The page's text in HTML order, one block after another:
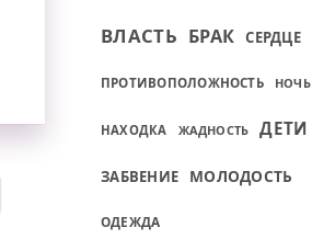
ВЛАСТЬ БРАК СЕРДЦЕ
ПРОТИВОПОЛОЖНОСТЬ НОЧЬ
НАХОДКА ЖАДНОСТЬ ДЕТИ
ЗАБВЕНИЕ МОЛОДОСТЬ
ОДЕЖДА